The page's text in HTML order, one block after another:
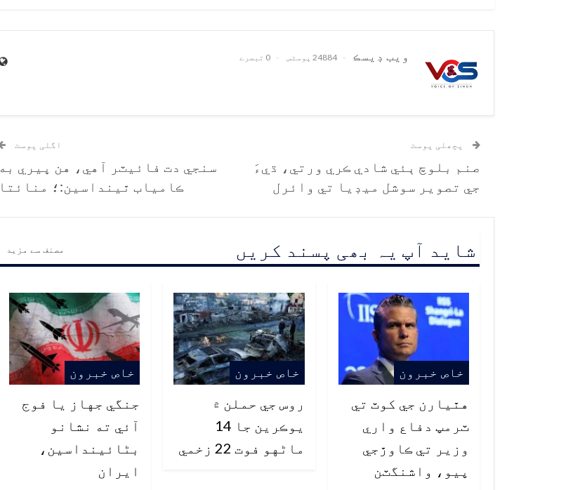
ويب ڊيسڪ 24884 پوسٹس 0 تبصرے
پچھلی پوسٹ
صنم بلوچ ٻئي شادي ڪري ورتي، ڌيءَ
جي تصوير سوشل ميڊيا تي وائرل
اگلی پوسٹ
سنجي دت فائيٽر آهي، هن ڀيري به
ڪامياب ٿينداسين:؛ منائتا
شاید آپ یہ بھی پسند کریں مصنف سے مزید
خاص خبرون
هٿيارن جي کوٽ تي
ٽرمپ دفاع واري
وزير تي ڪاوڙجي
پيو، واشنگٽن
خاص خبرون
روس جي حملن ۾
يوڪرين جا 14
ماڻهو فوت 22 زخمي
خاص خبرون
جنگي جهاز يا فوج
آئي ته نشانو
بڻائينداسين،
ايران